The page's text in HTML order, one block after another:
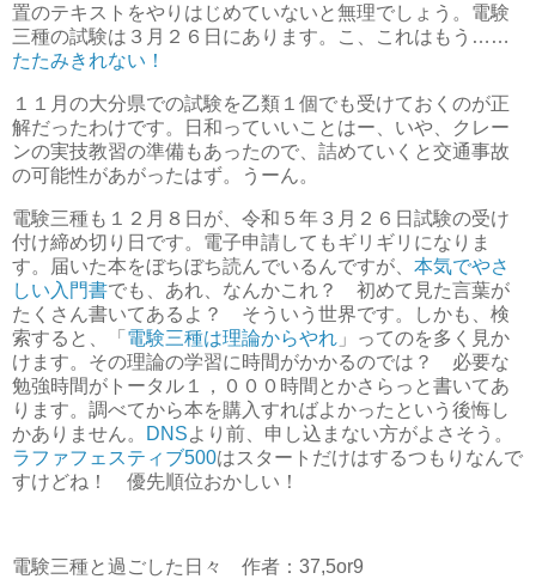
置のテキストをやりはじめていないと無理でしょう。電験
三種の試験は３月２６日にあります。こ、これはもう……
たたみきれない！
１１月の大分県での試験を乙類１個でも受けておくのが正
解だったわけです。日和っていいことはー、いや、クレー
ンの実技教習の準備もあったので、詰めていくと交通事故
の可能性があがったはず。うーん。
電験三種も１２月８日が、令和５年３月２６日試験の受け
付け締め切り日です。電子申請してもギリギリになりま
す。届いた本をぼちぼち読んでいるんですが、 本気でやさ
しい入門書でも、あれ、なんかこれ？ 初めて見た言葉が
たくさん書いてあるよ？ そういう世界です。しかも、検
索すると、「 電験三種は理論からやれ 」ってのを多く見か
けます。その理論の学習に時間がかかるのでは？ 必要な
勉強時間がトータル１，０００時間とかさらっと書いてあ
ります。調べてから本を購入すればよかったという後悔し
かありません。
DNSより前、申し込まない方がよさそう。
ラファフェスティブ500はスタートだけはするつもりなんで
すけどね！ 優先順位おかしい！
電験三種と過ごした日々 作者：37,5or9